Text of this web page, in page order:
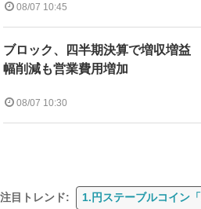
08/07 10:45
ブロック、四半期決算で増収増
幅削減も営業費用増加
08/07 10:30
注目トレンド: 1.円ステーブルコイン「